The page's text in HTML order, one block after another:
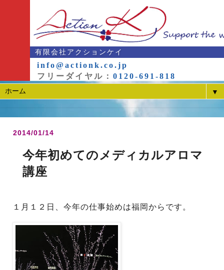
有限会社アクションケイ
info@actionk.co.jp
フリーダイヤル： 0120-691-818
▼
2014/01/14
今年初めてのメディカルアロマ
講座
１月１２日、今年の仕事始めは福岡からです。